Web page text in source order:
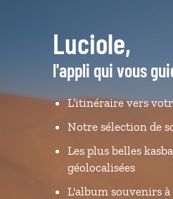
Luciole,
l'appli qui vous
L’itinéraire vers
Notre sélection de
Les plus belles
géolocalisées
L'album souvenirs